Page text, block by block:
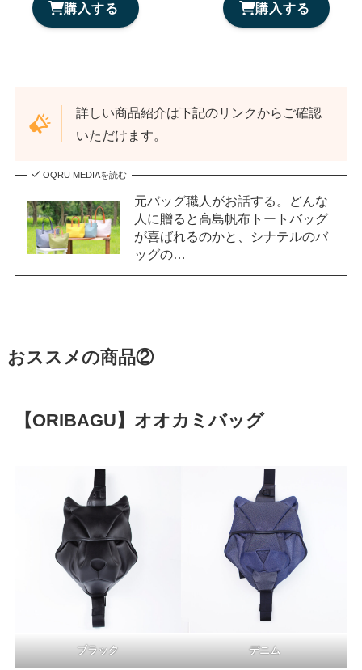
購入する 購入する
詳しい商品紹介は下記のリンクからご確認
いただけます。
OQRU MEDIAを読む
元バッグ職人がお話する。どんな
人に贈ると高島帆布トートバッグ
が喜ばれるのかと、シナテルのバ
ッグの…
おススメの商品②
【ORIBAGU】オオカミバッグ
ブラック デニム